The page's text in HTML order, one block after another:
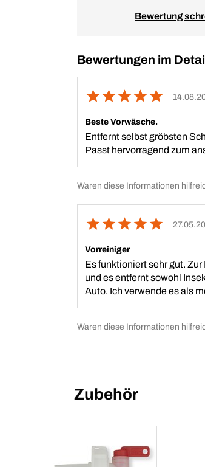
Bewertung
Bewertungen im
Beste Vorwäsche.
Entfernt selbst gröbsten
Passt hervorragend zum
Waren diese Informationen
Vorreiniger
Es funktioniert sehr gut.
und es entfernt sowohl
Auto. Ich verwende es als
Waren diese Informationen
Zubehör